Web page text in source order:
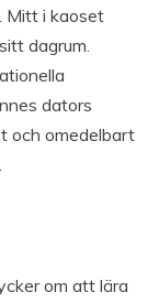
Mitt i kaoset
dagrum.
dators
och omedelbart
om att lära